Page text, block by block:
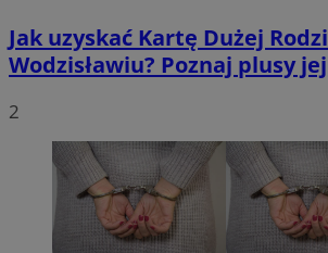
Jak uzyskać Kartę Dużej
Wodzisławiu? Poznaj plusy
2